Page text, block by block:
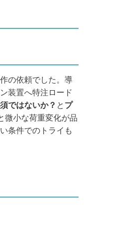
の依頼でした。導
装置へ特注ロード
ではないか？ と プ
微小な荷重変化が品
条件でのトライも